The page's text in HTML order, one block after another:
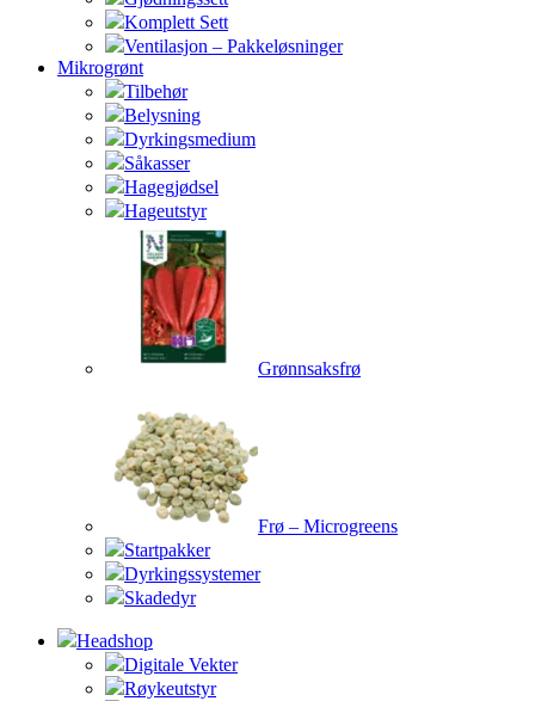
Komplett Sett
Ventilasjon – Pakkeløsninger
Mikrogrønt
Tilbehør
Belysning
Dyrkingsmedium
Såkasser
Hagegjødsel
Hageutstyr
Grønnsaksfrø
Frø – Microgreens
Startpakker
Dyrkingssystemer
Skadedyr
Headshop
Digitale Vekter
Røykeutstyr